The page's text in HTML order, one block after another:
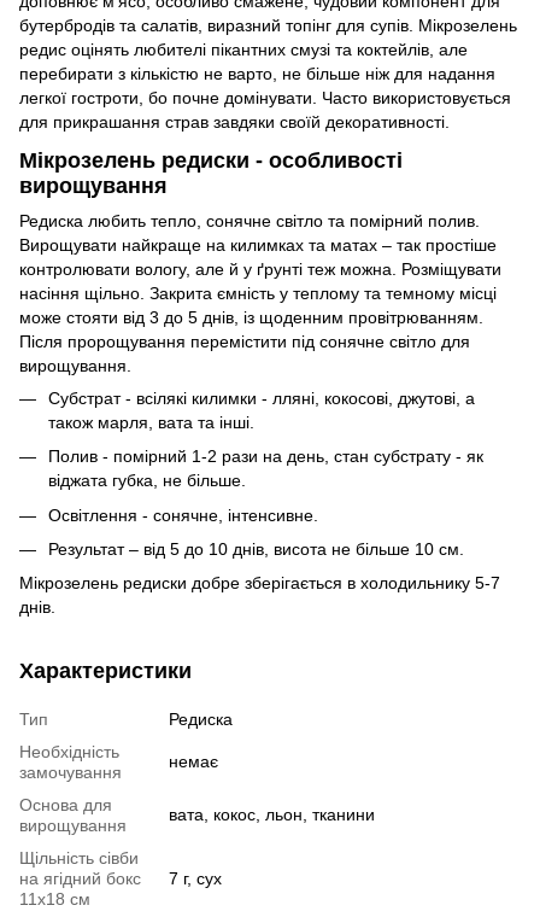
бутербродів та салатів, виразний топінг для супів. Мікрозелень
редис оцінять любителі пікантних смузі та коктейлів, але
перебирати з кількістю не варто, не більше ніж для надання
легкої гостроти, бо почне домінувати. Часто використовується
для прикрашання страв завдяки своїй декоративності.
Мікрозелень редиски - особливості
вирощування
Редиска любить тепло, сонячне світло та помірний полив.
Вирощувати найкраще на килимках та матах – так простіше
контролювати вологу, але й у ґрунті теж можна. Розміщувати
насіння щільно. Закрита ємність у теплому та темному місці
може стояти від 3 до 5 днів, із щоденним провітрюванням.
Після пророщування перемістити під сонячне світло для
вирощування.
Субстрат - всілякі килимки - лляні, кокосові, джутові, а
також марля, вата та інші.
Полив - помірний 1-2 рази на день, стан субстрату - як
віджата губка, не більше.
Освітлення - сонячне, інтенсивне.
Результат – від 5 до 10 днів, висота не більше 10 см.
Мікрозелень редиски добре зберігається в холодильнику 5-7
днів.
Характеристики
Тип
Редиска
Необхідність
замочування
немає
Основа для
вирощування
вата, кокос, льон, тканини
Щільність сівби
на ягідний бокс
11х18 см
7 г, сух